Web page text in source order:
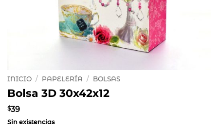
INICIO / PAPELERÍA / BOLSAS
Bolsa 3D 30x42x12
$39
Sin existencias